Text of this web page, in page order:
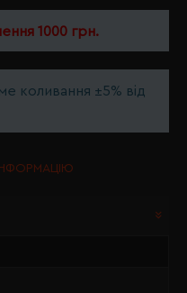
1000 грн.
коливання ±5% від